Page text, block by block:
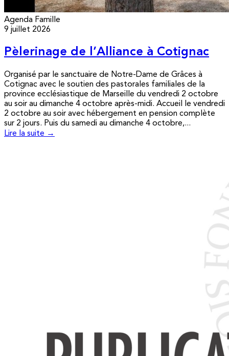
Agenda Famille
9 juillet 2026
Pèlerinage de l’Alliance à Cotignac
Organisé par le sanctuaire de Notre-Dame de Grâces à
Cotignac avec le soutien des pastorales familiales de la
province ecclésiastique de Marseille du vendredi 2 octobre
au soir au dimanche 4 octobre après-midi. Accueil le vendredi
2 octobre au soir avec hébergement en pension complète
sur 2 jours. Puis du samedi au dimanche 4 octobre,...
Lire la suite →